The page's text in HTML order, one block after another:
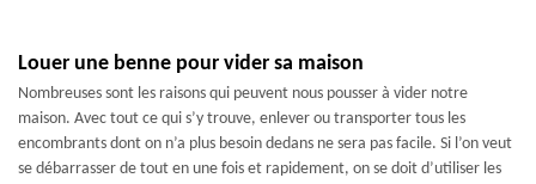
Louer une benne pour vider sa maison
Nombreuses sont les raisons qui peuvent nous pousser à vider notre
maison. Avec tout ce qui s’y trouve, enlever ou transporter tous les
encombrants dont on n’a plus besoin dedans ne sera pas facile. Si l’on veut
se débarrasser de tout en une fois et rapidement, on se doit d’utiliser les